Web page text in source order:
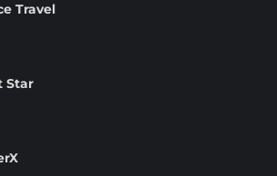
Travel
Star